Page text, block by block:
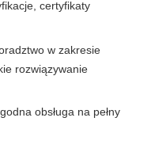
certyfikaty
w zakresie
rozwiązywanie
obsługa na pełny